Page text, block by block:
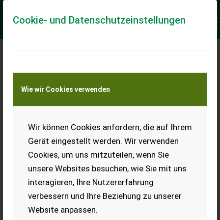
Cookie- und Datenschutzeinstellungen
Wie wir Cookies verwenden
Wir können Cookies anfordern, die auf Ihrem
Gerät eingestellt werden. Wir verwenden
Cookies, um uns mitzuteilen, wenn Sie
unsere Websites besuchen, wie Sie mit uns
interagieren, Ihre Nutzererfahrung
verbessern und Ihre Beziehung zu unserer
Website anpassen.
Meine Transportkostenanfrage
Transport von Land- und Baumaschinen –
KEINE Tiertransporte
Ladeort
Ort